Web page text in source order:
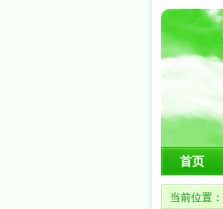
首页
当前位置：